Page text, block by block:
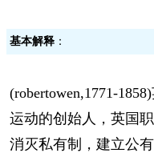
基本解释 ：
(robertowen,1771-
运动的创始人，英国
消灭私有制，建立公